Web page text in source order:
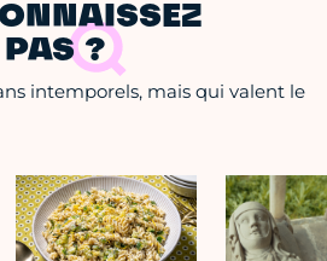
?
intemporels, mais qui valent le